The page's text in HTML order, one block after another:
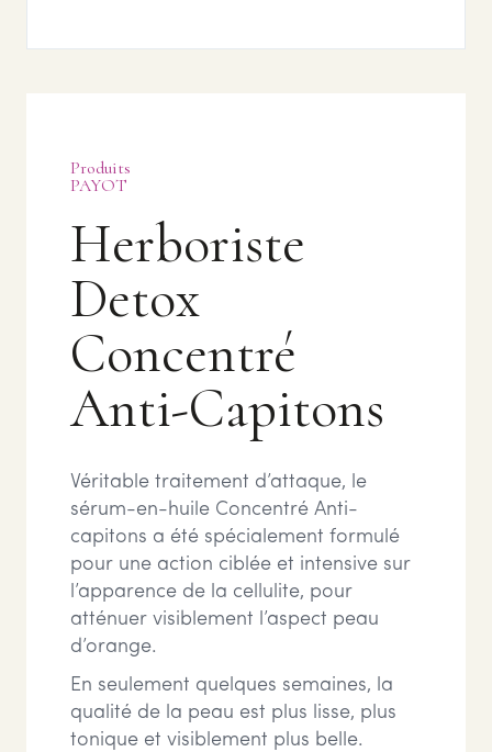
Produits
PAYOT
Herboriste
Detox
Concentré
Anti-Capitons
Véritable traitement d’attaque, le
sérum-en-huile Concentré Anti-
capitons a été spécialement formulé
pour une action ciblée et intensive sur
l’apparence de la cellulite, pour
atténuer visiblement l’aspect peau
d’orange.
En seulement quelques semaines, la
qualité de la peau est plus lisse, plus
tonique et visiblement plus belle.